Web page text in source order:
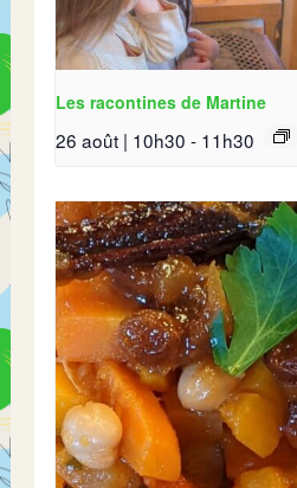
Les racontines de Martine
26 août | 10h30 - 11h30